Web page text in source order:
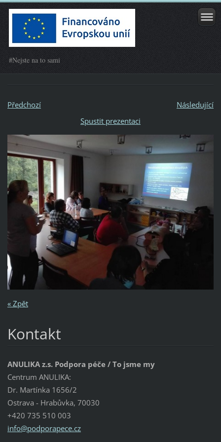
#Nejste na to sami
Předchozí
Následující
Spustit prezentaci
« Zpět
Kontakt
ANULIKA z.s. Podpora péče / To jsme my
Centrum ANULIKA:
Dr. Martínka 1656/2
Ostrava - Hrabůvka, 70030
+420 735 510 003
info@podporapece.cz